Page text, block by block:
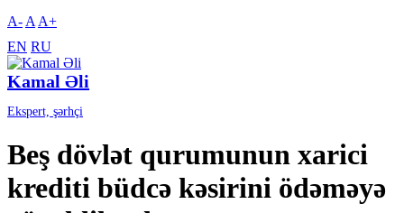
A- A A+
EN RU
Kamal Əli
Ekspert, şərhçi
Beş dövlət qurumunun xarici
krediti büdcə kəsirini ödəməyə